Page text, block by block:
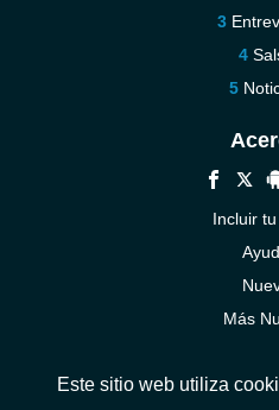
Incluir
Más
Este sitio web utiliza